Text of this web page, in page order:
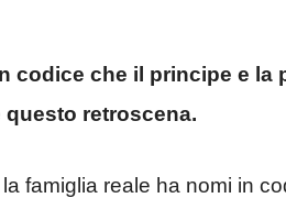
codice che il principe e
retroscena.
famiglia reale ha nomi in